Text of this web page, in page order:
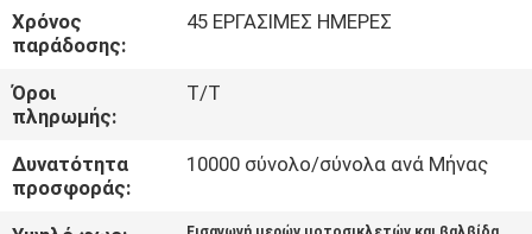
ΖΗΤΉΣΤΕ
ΜΙΑ
ΠΡΟΣΦΟΡΆ
ΧΆΡΤΗΣ
ΙΣΤΌΤΟΠΟΥ
Χρόνος
παράδοσης:
45 ΕΡΓΑΣΙΜΕΣ ΗΜΕΡΕΣ
Όροι
πληρωμής:
T/T
Δυνατότητα
προσφοράς:
10000 σύνολο/σύνολα ανά Μήνας